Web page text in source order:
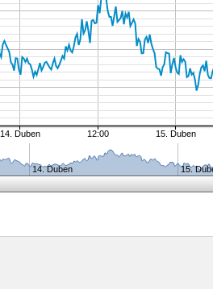
14. Duben 12:00 15. Duben
14. Duben 15.